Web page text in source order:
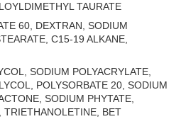
TAURATE
60, DEXTRAN, SODIUM
C15-19 ALKANE,
SODIUM POLYACRYLATE,
POLYSORBATE 20, SODIUM
SODIUM PHYTATE,
BET